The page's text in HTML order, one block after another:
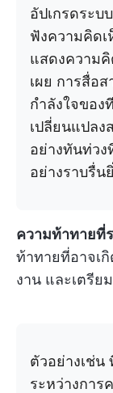
อัปเกรดระ
ฟังความคิดเ
แสดงความคิ
เผย การสื่อ
กำลังใจของ
เปลี่ยนแปล
อย่างทันท่วง
อย่างราบรื่น
ความท้าทายที่
ท้าทายที่อาจเ
งาน และเตรีย
ตัวอย่างเช่
ระหว่างการ